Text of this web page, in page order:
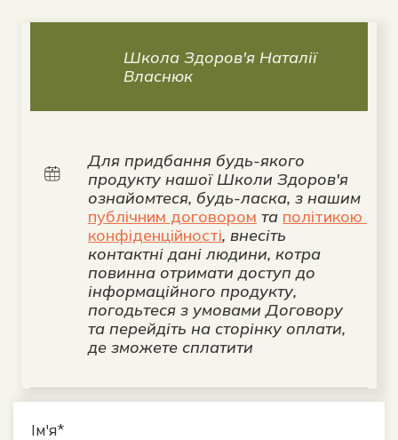
Школа Здоров'я Наталії
Власнюк
Для придбання будь-якого
продукту нашої Школи Здоров'я
публічним договором та політикою
конфіденційності, внесіть
контактні дані людини, котра
повинна отримати доступ до
інформаційного продукту,
погодьтеся з умовами Договору
та перейдіть на сторінку оплати,
де зможете сплатити
Ім'я*